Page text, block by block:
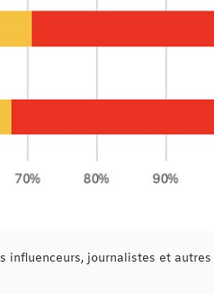
influenceurs, journalistes et autres